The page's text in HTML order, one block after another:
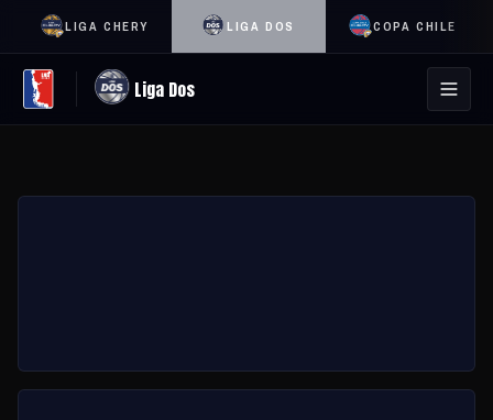
LIGA CHERY LIGA DOS COPA CHILE
Liga Dos